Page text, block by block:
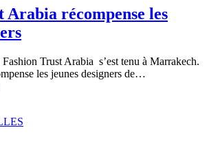
Arabia récompense les
Trust Arabia s’est tenu à Marrakech.
les jeunes designers de…